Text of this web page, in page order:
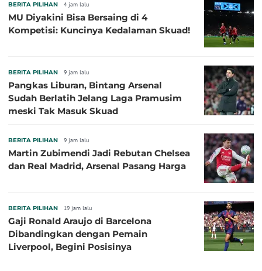
BERITA PILIHAN 4 jam lalu
MU Diyakini Bisa Bersaing di 4
Kompetisi: Kuncinya Kedalaman Skuad!
BERITA PILIHAN 9 jam lalu
Pangkas Liburan, Bintang Arsenal
Sudah Berlatih Jelang Laga Pramusim
meski Tak Masuk Skuad
BERITA PILIHAN 9 jam lalu
Martin Zubimendi Jadi Rebutan Chelsea
dan Real Madrid, Arsenal Pasang Harga
BERITA PILIHAN 19 jam lalu
Gaji Ronald Araujo di Barcelona
Dibandingkan dengan Pemain
Liverpool, Begini Posisinya